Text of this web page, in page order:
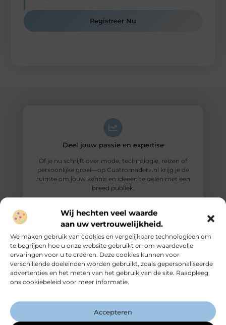
Wij hechten veel waarde
aan uw vertrouwelijkheid.
We maken gebruik van cookies en vergelijkbare technologieën om
te begrijpen hoe u onze website gebruikt en om waardevolle
ervaringen voor u te creëren. Deze cookies kunnen voor
verschillende doeleinden worden gebruikt, zoals gepersonaliseerde
advertenties en het meten van het gebruik van de site. Raadpleeg
ons cookiebeleid voor meer informatie.
Accepteren
Registreer Nu
Deel jouw passie en expertise
Of je nu schrijft over mode, technologie, reizen of
persoonlijke groei—op Cuatromadera.nl krijg je de
ruimte om jouw kennis en ideeën te delen met een
breed publiek.
Vergroot je online zichtbaarheid
Door je blogs op ons platform te publiceren, bereik
je meer lezers en vergroot je je invloed binnen jouw
vindbaar.